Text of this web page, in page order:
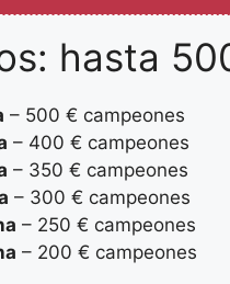
hasta
– 500 € campeones
– 400 € campeones
– 350 € campeones
– 300 € campeones
– 250 € campeones
– 200 € campeones